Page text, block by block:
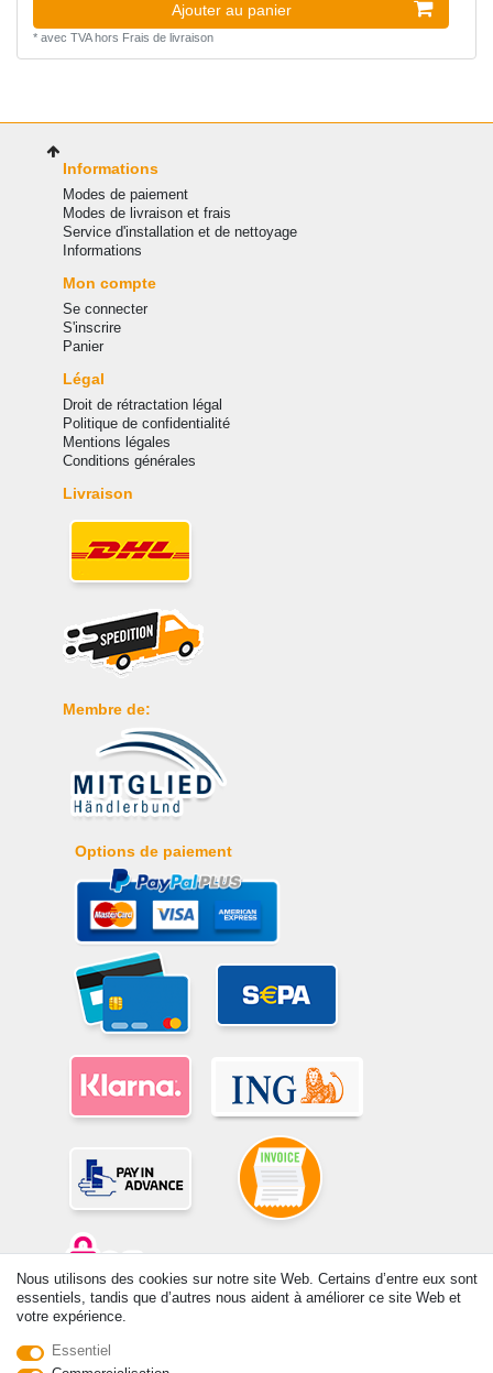
Ajouter au panier
* avec TVAhors Frais de livraison
Informations
Modes de paiement
Modes de livraison et frais
Service d'installation et de nettoyage
Informations
Mon compte
Se connecter
S'inscrire
Panier
Légal
Droit de rétractation légal
Politique de confidentialité
Mentions légales
Conditions générales
Livraison
Membre de:
Options de paiement
© Copyright 2026 | Tous droits réservés. -Tous droits réservés – Les
prix indiqués par le Vendeur au moment de la commande sont libellés
Nous utilisons des cookies sur notre site Web. Certains d’entre eux sont
essentiels, tandis que d’autres nous aident à améliorer ce site Web et
votre expérience.
Essentiel